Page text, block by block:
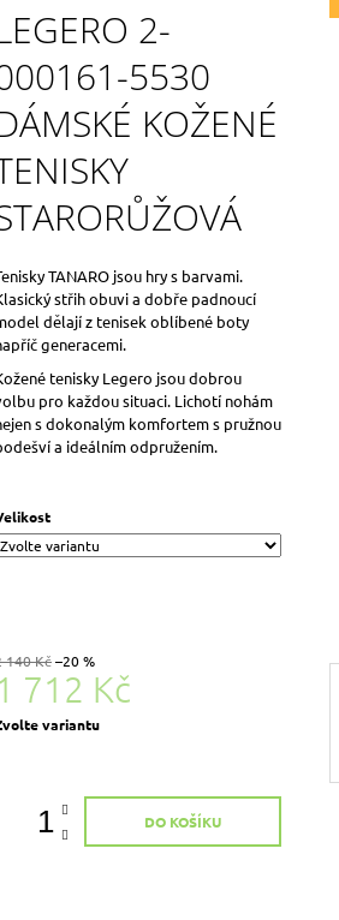
2-
5530
KOŽENÉ
TANARO jsou hry s barvami.
střih obuvi a dobře padnoucí
dělají z tenisek oblíbené boty
generacemi.
tenisky Legero jsou dobrou
pro každou situaci. Lichotí nohám
s dokonalým komfortem s pružnou
a ideálním odpružením.
140 Kč–20 %
712 Kč
variantu
DO KOŠÍKU